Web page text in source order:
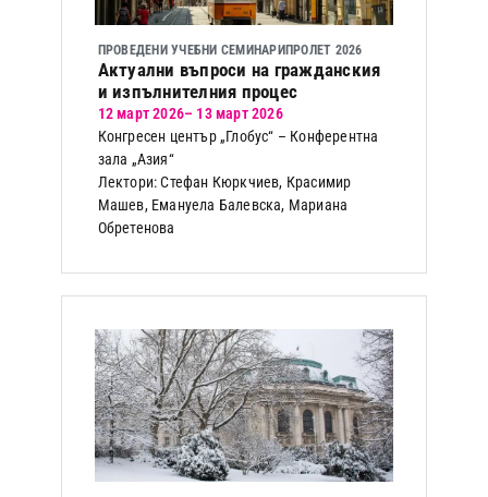
ПРОВЕДЕНИ УЧЕБНИ СЕМИНАРИПРОЛЕТ 2026
Актуални въпроси на гражданския
и изпълнителния процес
12 март 2026– 13 март 2026
Конгресен център „Глобус“ – Конферентна
зала „Азия“
Лектори: Стефан Кюркчиев, Красимир
Машев, Емануела Балевска, Мариана
Обретенова